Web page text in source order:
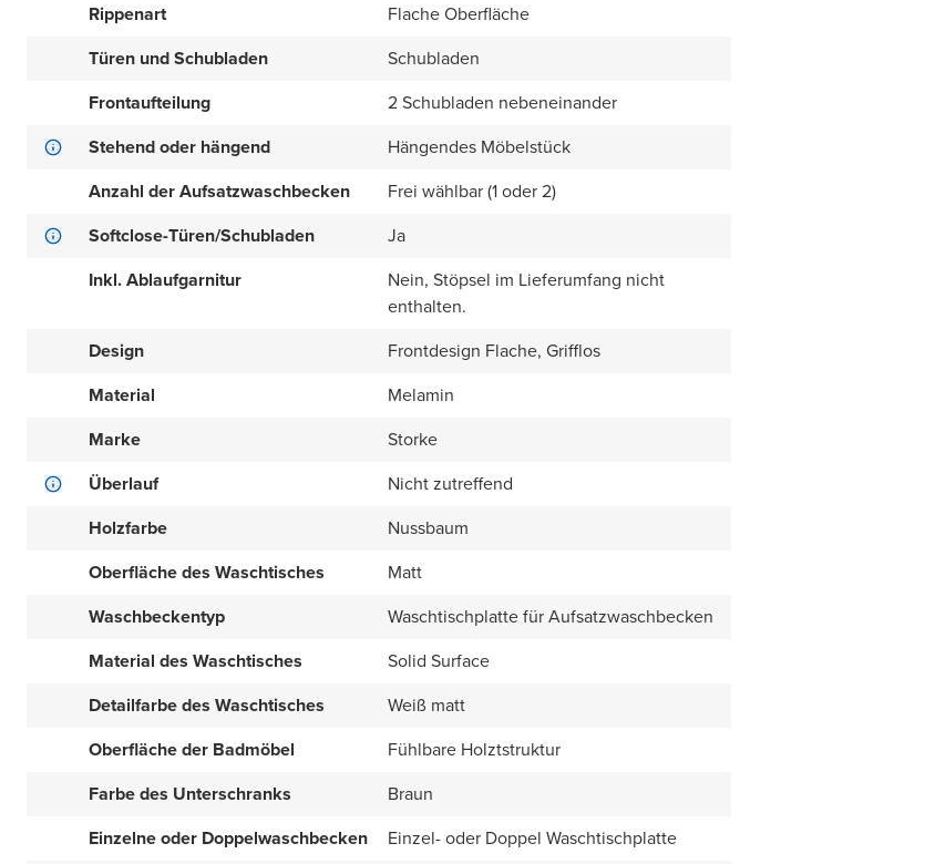
Rippenart
Flache Oberfläche
Türen und Schubladen
Schubladen
Frontaufteilung
2 Schubladen nebeneinander
Stehend oder hängend
Hängendes Möbelstück
Anzahl der Aufsatzwaschbecken
Frei wählbar (1 oder 2)
Softclose-Türen/Schubladen
Ja
Inkl. Ablaufgarnitur
Nein, Stöpsel im Lieferumfang nicht
enthalten.
Design
Frontdesign Flache, Grifflos
Material
Melamin
Marke
Storke
Überlauf
Nicht zutreffend
Holzfarbe
Nussbaum
Oberfläche des Waschtisches
Matt
Waschbeckentyp
Waschtischplatte für Aufsatzwaschbecken
Material des Waschtisches
Solid Surface
Detailfarbe des Waschtisches
Weiß matt
Oberfläche der Badmöbel
Fühlbare Holztstruktur
Farbe des Unterschranks
Braun
Einzelne oder Doppelwaschbecken
Einzel- oder Doppel Waschtischplatte